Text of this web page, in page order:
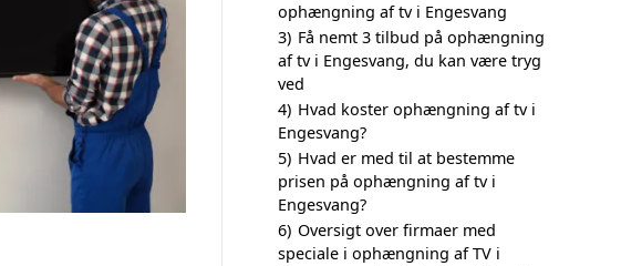
ophængning af tv i Engesvang
3) Få nemt 3 tilbud på ophængning
af tv i Engesvang, du kan være tryg
ved
4) Hvad koster ophængning af tv i
Engesvang?
5) Hvad er med til at bestemme
prisen på ophængning af tv i
Engesvang?
6) Oversigt over firmaer med
speciale i ophængning af TV i